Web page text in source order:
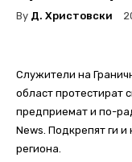
By Д. Христовски
Служители на
област протестират
предприемат и по-
News. Подкрепят ги и
региона.